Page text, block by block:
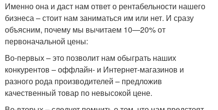
Именно она и даст нам ответ о рентабельности нашего
бизнеса – стоит нам заниматься им или нет. И сразу
объясним, почему мы вычитаем 10—20% от
первоначальной цены:
Во-первых – это позволит нам обыграть наших
конкурентов – оффлайн- и Интернет-магазинов и
разного рода производителей – предложив
качественный товар по невысокой цене.